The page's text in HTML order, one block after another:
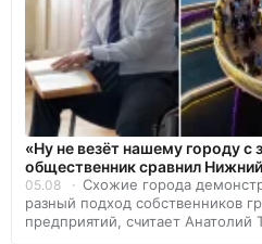
«Ну не везёт нашему городу с
общественник сравнил
05.08
Схожие города
разный подход собственников
предприятий, считает Анатолий